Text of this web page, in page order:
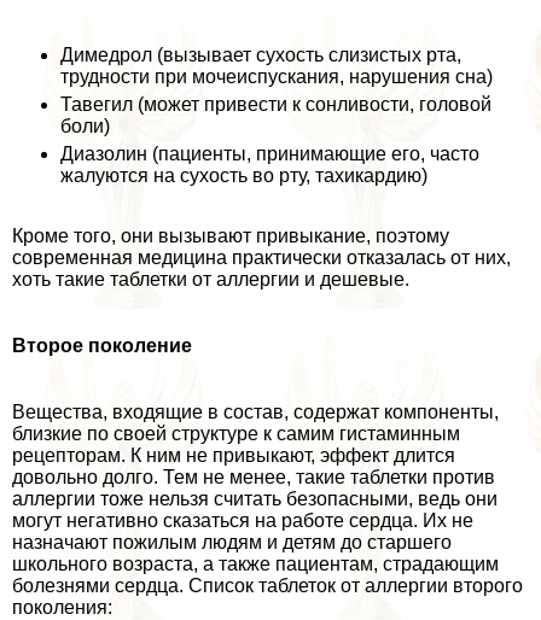
Димедрол (вызывает сухость слизистых рта,
трудности при мочеиспускания, нарушения сна)
Тавегил (может привести к сонливости, головой
боли)
Диазолин (пациенты, принимающие его, часто
жалуются на сухость во рту, тахикардию)
Кроме того, они вызывают привыкание, поэтому
современная медицина пpaктически отказалась от них,
хоть такие таблетки от аллергии и дешевые.
Второе поколение
Вещества, входящие в состав, содержат компоненты,
близкие по своей структуре к самим гистаминным
рецепторам. К ним не привыкают, эффект длится
довольно долго. Тем не менее, такие таблетки против
аллергии тоже нельзя считать безопасными, ведь они
могут негативно сказаться на работе сердца. Их не
назначают пожилым людям и детям до старшего
школьного возраста, а также пациентам, страдающим
болезнями сердца. Список таблеток от аллергии второго
поколения: